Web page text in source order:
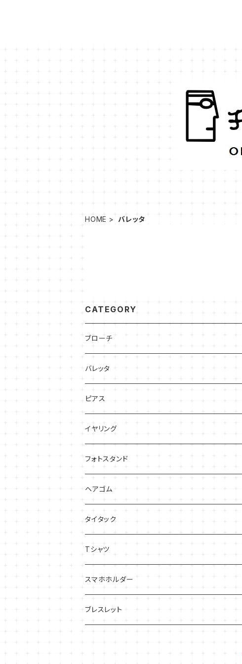
HOME バレッタ
CATEGORY
ブローチ
バレッタ
ピアス
イヤリング
フォトスタンド
ヘアゴム
タイタック
Tシャツ
スマホホルダー
ブレスレット